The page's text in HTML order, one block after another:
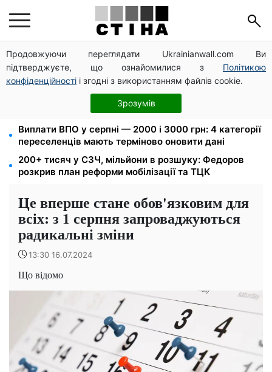
Продовжуючи переглядати Ukrainianwall.com Ви
підтверджуєте, що ознайомилися з Політикою
конфіденційності і згодні з використанням файлів cookie.
Зрозумів
Мавіки, зарядні станції та апарати для реанімації:
Християнський корпус передав вантаж на
Запорізький та Покровський напрямки
26 000 підписів — Зеленський доручив РНБО
позбавляти водіїв прав за систематичні порушення
Виплати ВПО у серпні — 2000 і 3000 грн: 4 категорії
переселенців мають терміново оновити дані
200+ тисяч у СЗЧ, мільйони в розшуку: Федоров
розкрив план реформи мобілізації та ТЦК
Це вперше стане обов'язковим для
всіх: з 1 серпня запроваджуються
радикальні зміни
13:30 16.07.2024
Що відомо